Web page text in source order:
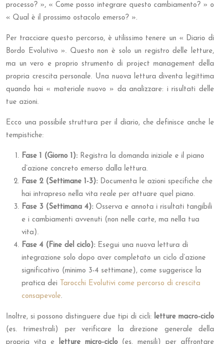
processo? », « Come posso integrare questo cambiamento? » o
« Qual è il prossimo ostacolo emerso? ».
Per tracciare questo percorso, è utilissimo tenere un « Diario di
Bordo Evolutivo ». Questo non è solo un registro delle letture,
ma un vero e proprio strumento di project management della
propria crescita personale. Una nuova lettura diventa legittima
quando hai « materiale nuovo » da analizzare: i risultati delle
tue azioni.
Ecco una possibile struttura per il diario, che definisce anche le
tempistiche:
Fase 1 (Giorno 1): Registra la domanda iniziale e il piano
d’azione concreto emerso dalla lettura.
Fase 2 (Settimane 1-3): Documenta le azioni specifiche che
hai intrapreso nella vita reale per attuare quel piano.
Fase 3 (Settimana 4): Osserva e annota i risultati tangibili
e i cambiamenti avvenuti (non nelle carte, ma nella tua
vita).
Fase 4 (Fine del ciclo): Esegui una nuova lettura di
integrazione solo dopo aver completato un ciclo d’azione
significativo (minimo 3-4 settimane), come suggerisce la
pratica dei
Tarocchi Evolutivi come percorso di crescita
consapevole.
Inoltre, si possono distinguere due tipi di cicli: letture macro-ciclo
(es. trimestrali) per verificare la direzione generale della
propria vita e
letture micro-ciclo(es. mensili) per affrontare